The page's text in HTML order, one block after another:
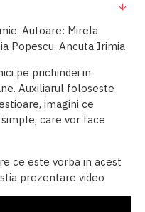
Autoare: Mirela
Popescu, Ancuta Irimia
pe prichindei in
Auxiliarul foloseste
imagini ce
care vor face
ce este vorba in acest
prezentare video